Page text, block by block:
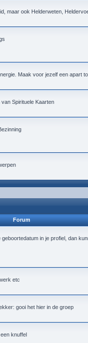
maar ook Helderweten,
Maak voor jezelf een apart
Spirituele Kaarten
Forum
in je profiel, dan
etc
gooi het hier in de groep
knuffel